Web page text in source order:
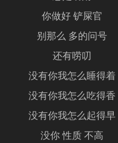
你做好 铲屎官
别那么 多的问号
还有唠叨
没有你我怎么睡得着
没有你我怎么吃得香
没有你我怎么起得早
没你 性质 不高